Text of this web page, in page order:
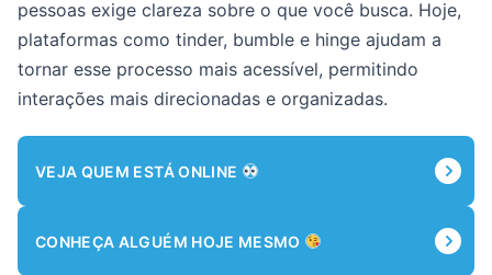
pessoas exige clareza sobre o que você busca. Hoje,
plataformas como tinder, bumble e hinge ajudam a
tornar esse processo mais acessível, permitindo
interações mais direcionadas e organizadas.
VEJA QUEM ESTÁ ONLINE
CONHEÇA ALGUÉM HOJE MESMO